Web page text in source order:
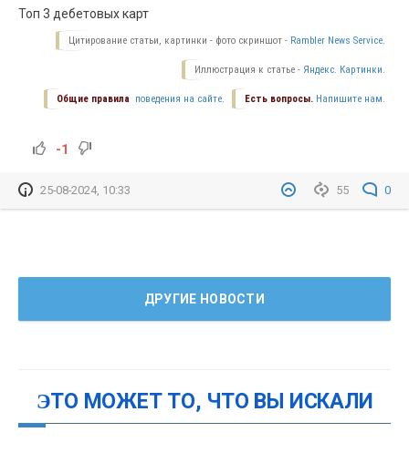
Топ 3 дебетовых карт
Цитирование статьи, картинки - фото скриншот - Rambler News Service.
Иллюстрация к статье - Яндекс. Картинки.
Есть вопросы. Напишите нам.
Общие правила поведения на сайте.
-1
55 0
25-08-2024, 10:33
ДРУГИЕ НОВОСТИ
ЭТО МОЖЕТ ТО, ЧТО ВЫ ИСКАЛИ